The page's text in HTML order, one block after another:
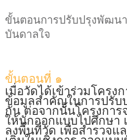
ขั้นตอนการปรับปรุงพัฒน
บันดาลใจ
ขั้นตอนที่ ๑
เมื่อวัดได้เข้าร่วมโครง
ข้อมูลสําคัญในการปรับ
กัน ต่อจากนั้นโครงการ
ให้นักออกแบบไปศึกษา
ลงพื้นที่วัด เพื่อสํารวจแ